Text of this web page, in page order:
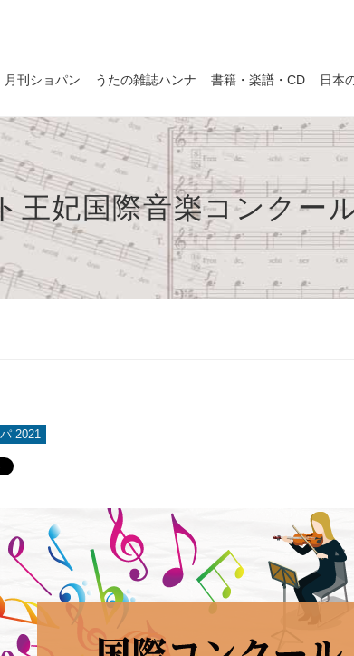
月刊ショパン うたの雑誌ハンナ 書籍・楽譜・CD 日本
王妃国際音楽コンクー
2021